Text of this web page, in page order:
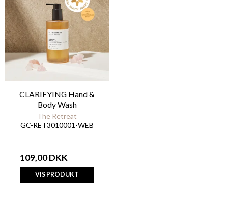
CLARIFYING Hand &
Body Wash
The Retreat
GC-RET3010001-WEB
109,00 DKK
VIS PRODUKT